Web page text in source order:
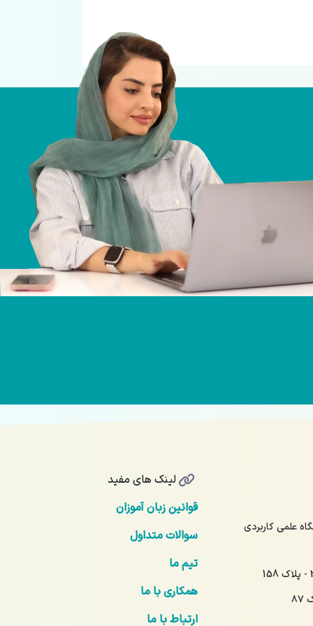
- آیت‌الله نمر 16 - دانشگاه علمی کاربردی
لینک های مفید
قوانین زبان آموزان
سوالات متداول
تیم ما
همکاری با ما
ارتباط با ما